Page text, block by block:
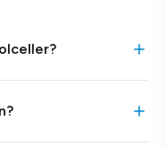
storlek, placering och
och skattereduktion